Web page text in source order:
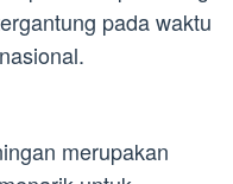
pada waktu
merupakan